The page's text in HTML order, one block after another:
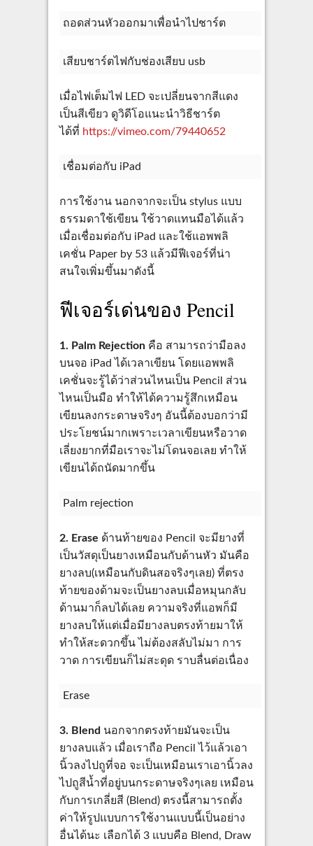
ถอดส่วนหัวออกมาเพื่อนำไปชาร์ต
เสียบชาร์ตไฟกับช่องเสียบ usb
เมื่อไฟเต็มไฟ LED จะเปลี่ยนจากสีแดง
เป็นสีเขียว ดูวิดีโอแนะนำวิธีชาร์ต
ได้ที่ https://vimeo.com/79440652
เชื่อมต่อกับ iPad
การใช้งาน นอกจากจะเป็น stylus แบบ
ธรรมดาใช้เขียน ใช้วาดแทนมือได้แล้ว
เมื่อเชื่อมต่อกับ iPad และใช้แอพพลิ
เคชั่น Paper by 53 แล้วมีฟีเจอร์ที่น่า
สนใจเพิ่มขึ้นมาดังนี้
ฟีเจอร์เด่นของ Pencil
1. Palm Rejectionคือ สามารถว่ามือลง
บนจอ iPad ได้เวลาเขียน โดยแอพพลิ
เคชั่นจะรู้ได้ว่าส่วนไหนเป็น Pencil ส่วน
ไหนเป็นมือ ทำให้ได้ความรู้สึกเหมือน
เขียนลงกระดาษจริงๆ อันนี้ต้องบอกว่ามี
ประโยชน์มากเพราะเวลาเขียนหรือวาด
เลี่ยงยากที่มือเราจะไม่โดนจอเลย ทำให้
เขียนได้ถนัดมากขึ้น
Palm rejection
2. Erase ด้านท้ายของ Pencil จะมียางที่
เป็นวัสดุเป็นยางเหมือนกับด้านหัว มันคือ
ยางลบ(เหมือนกับดินสอจริงๆเลย) ที่ตรง
ท้ายของด้ามจะเป็นยางลบเมื่อหมุนกลับ
ด้านมาก็ลบได้เลย ความจริงที่แอพก็มี
ยางลบให้แต่เมื่อมียางลบตรงท้ายมาให้
ทำให้สะดวกขึ้น ไม่ต้องสลับไม่มา การ
วาด การเขียนก็ไม่สะดุด ราบลื่นต่อเนื่อง
Erase
3. Blend นอกจากตรงท้ายมันจะเป็น
ยางลบแล้ว เมื่อเราถือ Pencil ไว้แล้วเอา
นิ้วลงไปถูที่จอ จะเป็นเหมือนเราเอานิ้วลง
ไปถูสีน้ำที่อยู่บนกระดาษจริงๆเลย เหมือน
กับการเกลี่ยสี (Blend) ตรงนี้สามารถตั้ง
ค่าให้รูปแบบการใช้งานแบบนี้เป็นอย่าง
อื่นได้นะ เลือกได้ 3 แบบคือ Blend, Draw